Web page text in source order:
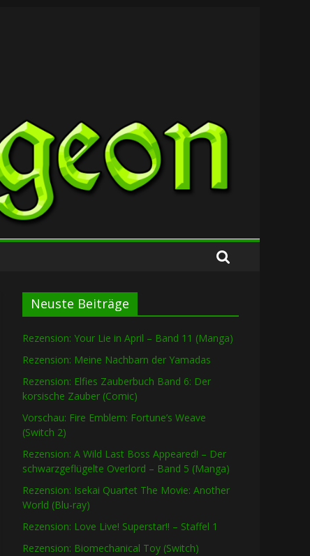
Neuste Beiträge
Rezension: Your Lie in April – Band 11 (Manga)
Rezension: Meine Nachbarn der Yamadas
Rezension: Elfies Zauberbuch Band 6: Der
korsische Zauber (Comic)
Vorschau: Fire Emblem: Fortune’s Weave
(Switch 2)
Rezension: A Wild Last Boss Appeared! – Der
schwarzgeflügelte Overlord – Band 5 (Manga)
Rezension: Isekai Quartet The Movie: Another
World (Blu-ray)
Rezension: Love Live! Superstar!! – Staffel 1
Rezension: Biomechanical Toy (Switch)